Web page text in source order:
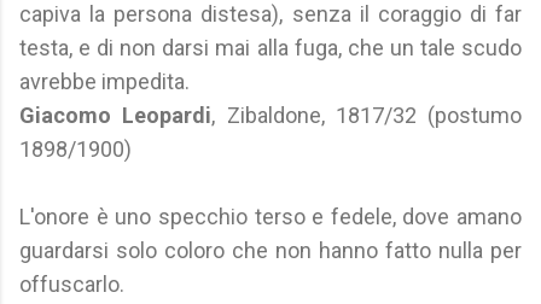
capiva la persona distesa), senza il coraggio di far
testa, e di non darsi mai alla fuga, che un tale scudo
avrebbe impedita.
Giacomo Leopardi, Zibaldone, 1817/32 (postumo
1898/1900)
L'onore è uno specchio terso e fedele, dove amano
guardarsi solo coloro che non hanno fatto nulla per
offuscarlo.